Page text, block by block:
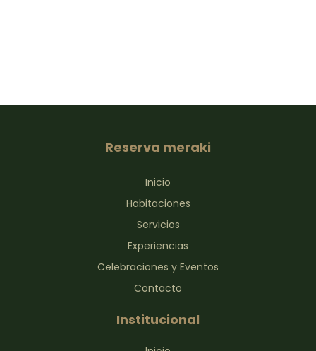
Reserva meraki
Inicio
Habitaciones
Servicios
Experiencias
Celebraciones y Eventos
Contacto
Institucional